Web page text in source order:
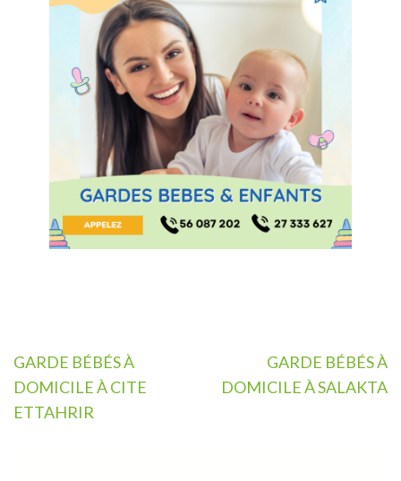
Navigation
de
l’article
GARDE BÉBÉS À
DOMICILE À CITE
ETTAHRIR
GARDE BÉBÉS À
DOMICILE À SALAKTA